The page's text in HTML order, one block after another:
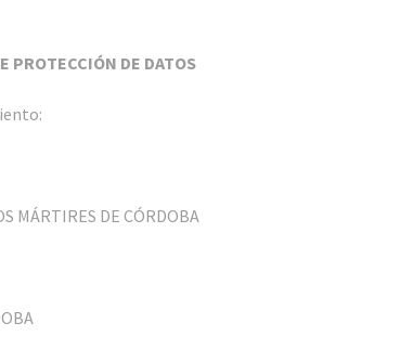
PROTECCIÓN DE DATOS
MÁRTIRES DE CÓRDOBA